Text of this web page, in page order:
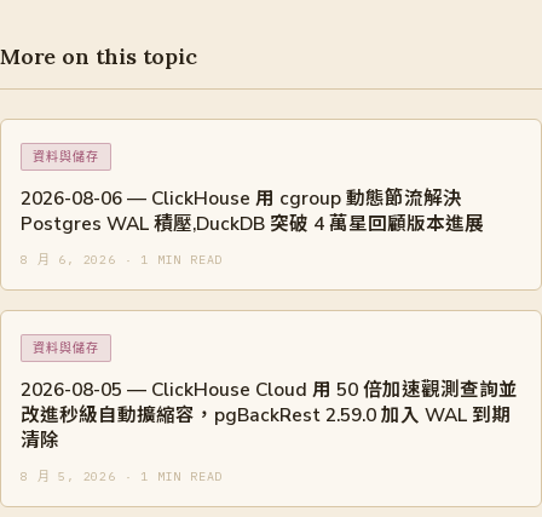
More on this topic
資料與儲存
2026-08-06 — ClickHouse 用 cgroup 動態節流解決
Postgres WAL 積壓,DuckDB 突破 4 萬星回顧版本進展
8 月 6, 2026 · 1 MIN READ
資料與儲存
2026-08-05 — ClickHouse Cloud 用 50 倍加速觀測查詢並
改進秒級自動擴縮容，pgBackRest 2.59.0 加入 WAL 到期
清除
8 月 5, 2026 · 1 MIN READ